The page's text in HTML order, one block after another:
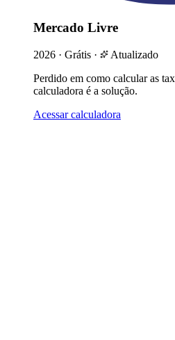
Mercado Livre
2026 · Grátis ·
Atualizado
Perdido em como calcular as
calculadora é a solução.
Acessar calculadora